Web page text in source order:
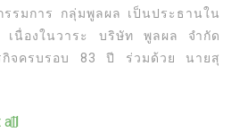
รรมการ กลุ่มพูลผล เป็นประธานใน
เนื่องในวาระ บริษัท พูลผล จำกัด
กิจครบรอบ 83 ปี ร่วมด้วย นายสุ
all